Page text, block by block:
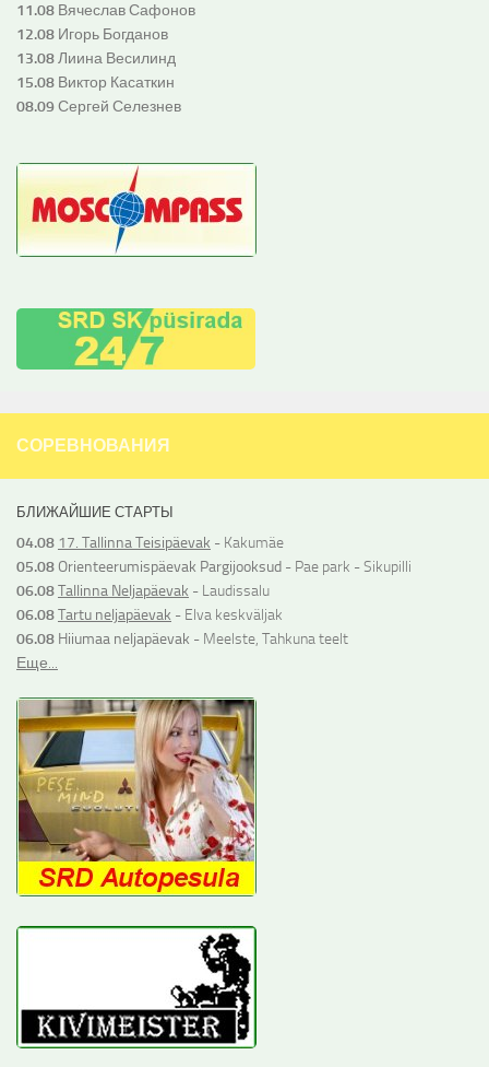
11.08 Вячеслав Сафонов
12.08 Игорь Богданов
13.08Лиина Весилинд
15.08 Виктор Касаткин
08.09Сергей Селезнев
СОРЕВНОВАНИЯ
БЛИЖАЙШИЕ СТАРТЫ
04.08 17. Tallinna Teisipäevak - Kakumäe
05.08 Orienteerumispäevak Pargijooksud - Pae park - Sikupilli
06.08Tallinna Neljapäevak - Laudissalu
06.08Tartu neljapäevak - Elva keskväljak
06.08 Hiiumaa neljapäevak - Meelste, Tahkuna teelt
Еще...